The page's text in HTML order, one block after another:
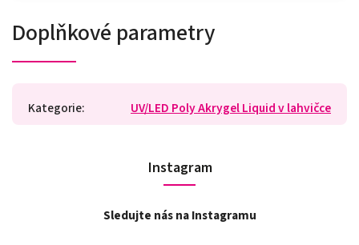
Doplňkové parametry
Kategorie: UV/LED Poly Akrygel Liquid v lahvičce
Instagram
Sledujte nás na Instagramu